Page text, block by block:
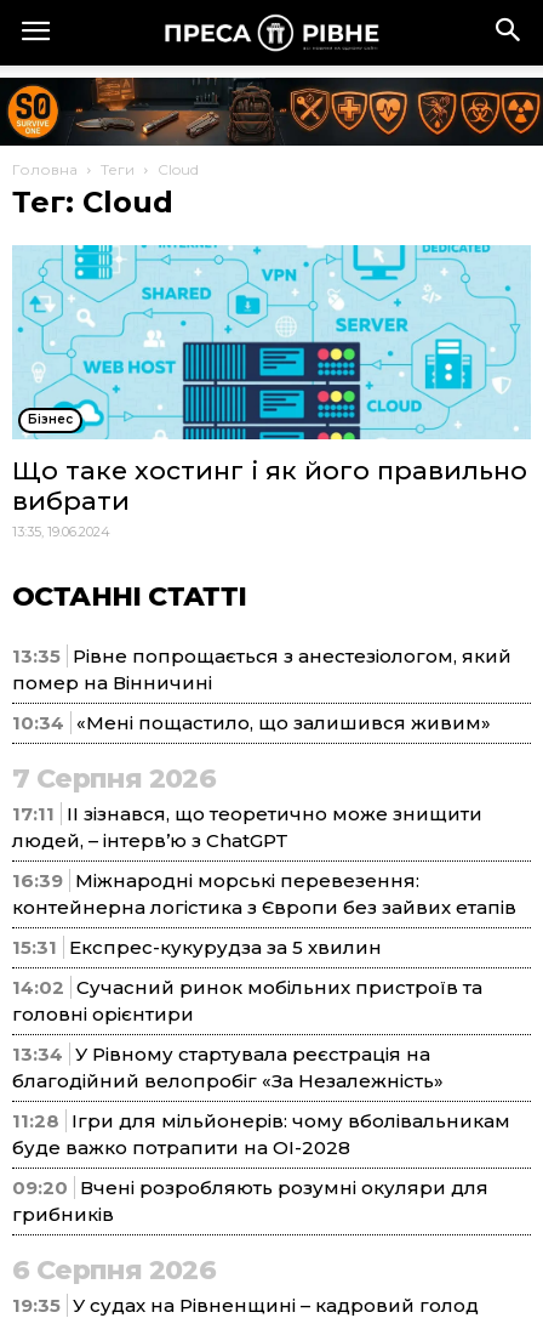
Головна Теги Cloud
Тег: Cloud
Бізнес
Що таке хостинг і як його правильно
вибрати
13:35, 19.06.2024
ОСТАННІ СТАТТІ
13:35 Рівне попрощається з анестезіологом, який
помер на Вінничині
10:34
«Мені пощастило, що залишився живим»
7 Серпня 2026
17:11
ІІ зізнався, що теоретично може знищити
людей, – інтерв’ю з ChatGPT
16:39 Міжнародні морські перевезення:
контейнерна логістика з Європи без зайвих етапів
15:31
Експрес-кукурудза за 5 хвилин
14:02 Сучасний ринок мобільних пристроїв та
головні орієнтири
13:34 У Рівному стартувала реєстрація на
благодійний велопробіг «За Незалежність»
11:28
Ігри для мільйонерів: чому вболівальникам
буде важко потрапити на ОІ-2028
09:20
Вчені розробляють розумні окуляри для
грибників
6 Серпня 2026
19:35 У судах на Рівненщині – кадровий голод